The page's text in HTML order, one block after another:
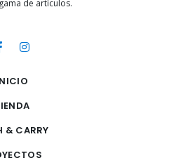
de artículos.
& CARRY